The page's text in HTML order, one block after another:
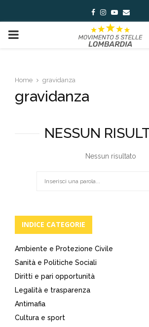
Facebook
Instagram
Youtube
Email
PRIMARY
Home gravidanza
gravidanza
NESSUN
Nessun risultato
INDICE CATEGORIE
Ambiente e Protezione Civile
Sanità e Politiche Sociali
Diritti e pari opportunità
Legalità e trasparenza
Antimafia
Cultura e sport